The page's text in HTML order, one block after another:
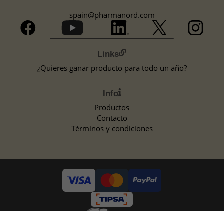
spain@pharmanord.com
Links
¿Quieres ganar producto para todo un año?
Info
Productos
Contacto
Términos y condiciones